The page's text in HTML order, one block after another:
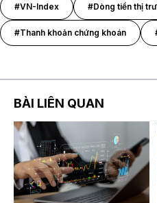
#VN-Index #Dòng tiền thị
#Thanh khoản chứng khoán
BÀI LIÊN QUAN